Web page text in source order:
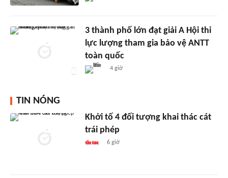
3 thành phố lớn đạt giải A Hội thi
lực lượng tham gia bảo vệ ANTT
toàn quốc
4 giờ
TIN NÓNG
Khởi tố 4 đối tượng khai thác cát
trái phép
6 giờ